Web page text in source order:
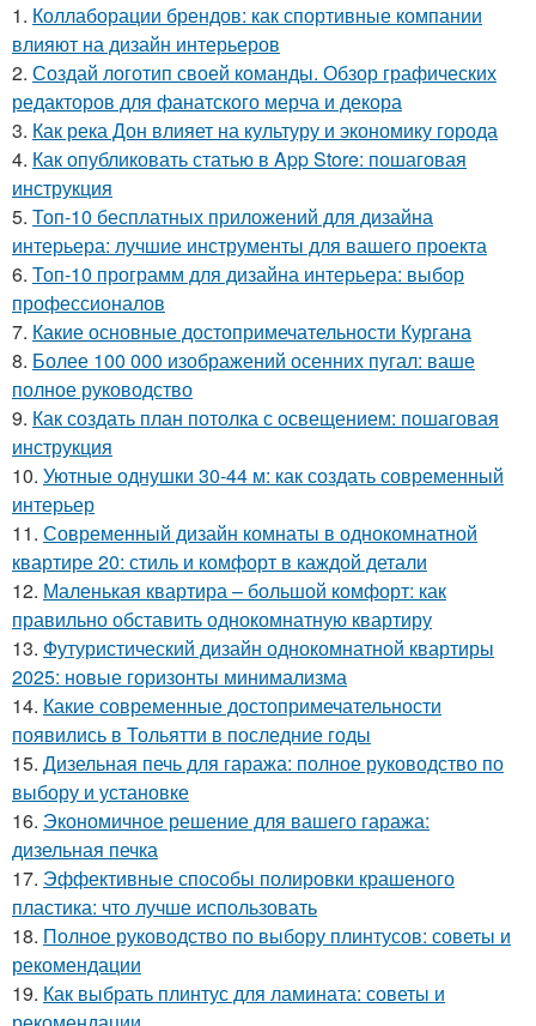
1. Коллаборации брендов: как спортивные компании
влияют на дизайн интерьеров
2. Создай логотип своей команды. Обзор графических
редакторов для фанатского мерча и декора
3. Как река Дон влияет на культуру и экономику города
4. Как опубликовать статью в App Store: пошаговая
инструкция
5. Топ-10 бесплатных приложений для дизайна
интерьера: лучшие инструменты для вашего проекта
6. Топ-10 программ для дизайна интерьера: выбор
профессионалов
7. Какие основные достопримечательности Кургана
8. Более 100 000 изображений осенних пугал: ваше
полное руководство
9. Как создать план потолка с освещением: пошаговая
инструкция
10. Уютные однушки 30-44 м: как создать современный
интерьер
11. Современный дизайн комнаты в однокомнатной
квартире 20: стиль и комфорт в каждой детали
12. Маленькая квартира – большой комфорт: как
правильно обставить однокомнатную квартиру
13. Футуристический дизайн однокомнатной квартиры
2025: новые горизонты минимализма
14. Какие современные достопримечательности
появились в Тольятти в последние годы
15. Дизельная печь для гаража: полное руководство по
выбору и установке
16. Экономичное решение для вашего гаража:
дизельная печка
17. Эффективные способы полировки крашеного
пластика: что лучше использовать
18. Полное руководство по выбору плинтусов: советы и
рекомендации
19. Как выбрать плинтус для ламината: советы и